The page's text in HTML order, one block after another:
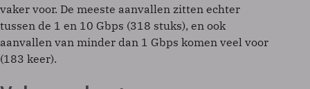
vaker voor. De meeste aanvallen zitten echter
tussen de 1 en 10 Gbps (318 stuks), en ook
aanvallen van minder dan 1 Gbps komen veel voor
(183 keer).